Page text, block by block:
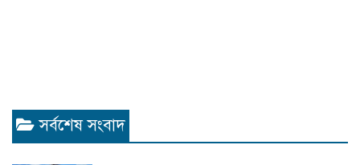
সর্বশেষ সংবাদ